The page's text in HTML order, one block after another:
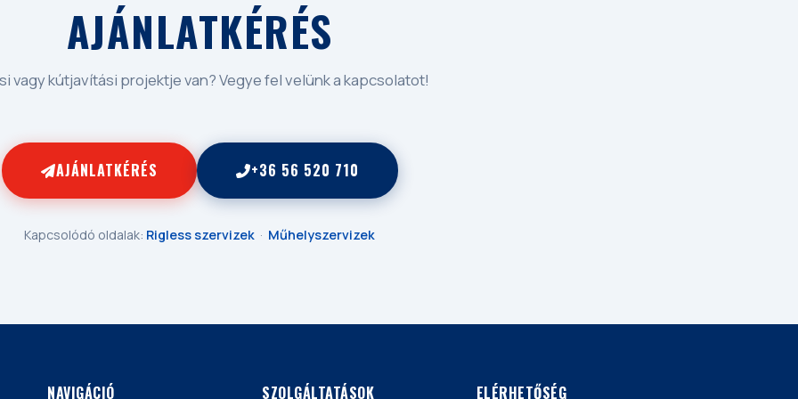
AJÁNLATKÉRÉS
vagy kútjavítási projektje van? Vegye fel velünk a kapcsolatot!
AJÁNLATKÉRÉS +36 56 520 710
Kapcsolódó oldalak: Rigless szervizek · Műhelyszervizek
NAVIGÁCIÓ SZOLGÁLTATÁSOK ELÉRHETŐSÉG